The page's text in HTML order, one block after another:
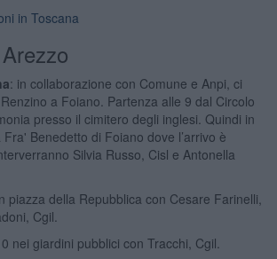
in Toscana
: in collaborazione con Comune e Anpi, ci
a Foiano. Partenza alle 9 dal Circolo
presso il cimitero degli inglesi. Quindi in
Benedetto di Foiano dove l’arrivo è
Silvia Russo, Cisl e Antonella
piazza della Repubblica con Cesare Farinelli,
Cgil.
nei giardini pubblici con Tracchi, Cgil.